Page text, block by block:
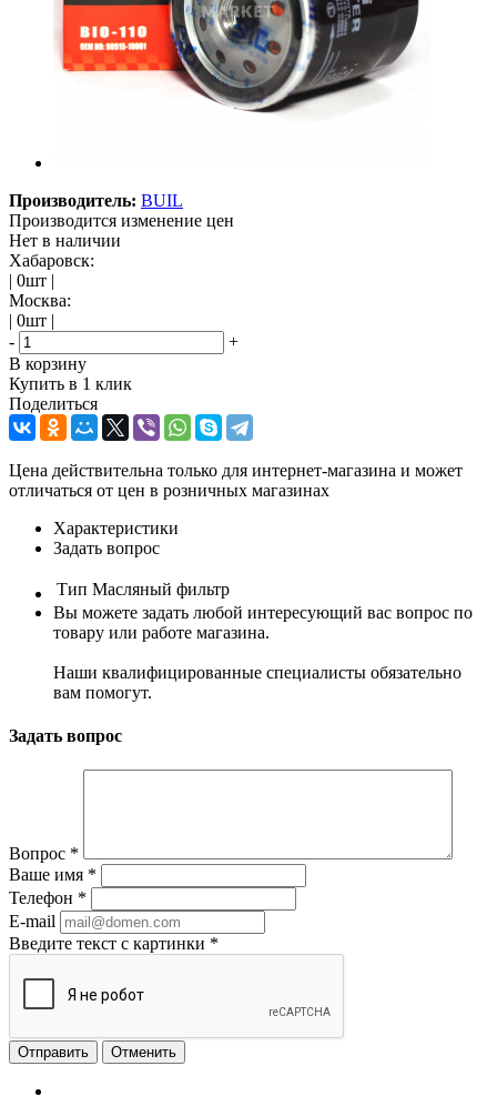
Производитель: BUIL
Производится изменение цен
Нет в наличии
Хабаровск:
| 0шт |
Москва:
| 0шт |
-
+
В корзину
Купить в 1 клик
Поделиться
Цена действительна только для интернет-магазина и может
отличаться от цен в розничных магазинах
Характеристики
Задать вопрос
Тип Масляный фильтр
Вы можете задать любой интересующий вас вопрос по
товару или работе магазина.
Наши квалифицированные специалисты обязательно
вам помогут.
Задать вопрос
Вопрос *
Ваше имя *
Телефон *
E-mail
Введите текст с картинки *
Отменить